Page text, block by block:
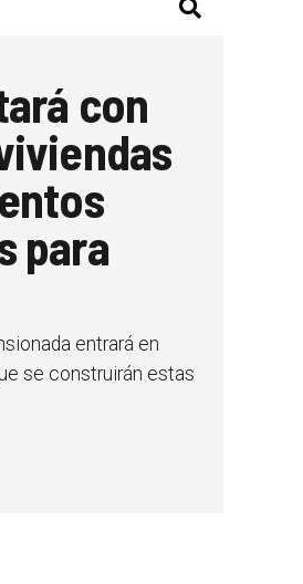
con
para
entrará en
se construirán estas